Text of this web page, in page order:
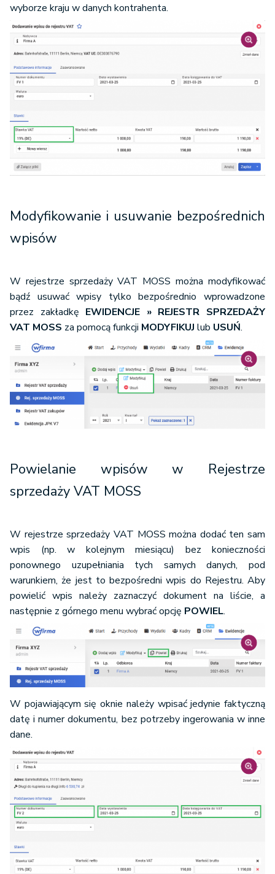
wyborze kraju w danych kontrahenta.
Modyfikowanie i usuwanie bezpośrednich
wpisów
W rejestrze sprzedaży VAT MOSS można modyfikować
bądź usuwać wpisy tylko bezpośrednio wprowadzone
przez zakładkę EWIDENCJE » REJESTR SPRZEDAŻY
VAT MOSS za pomocą funkcji MODYFIKUJ lub USUŃ.
Powielanie wpisów w Rejestrze
sprzedaży VAT MOSS
W rejestrze sprzedaży VAT MOSS można dodać ten sam
wpis (np. w kolejnym miesiącu) bez konieczności
ponownego uzupełniania tych samych danych, pod
warunkiem, że jest to bezpośredni wpis do Rejestru. Aby
powielić wpis należy zaznaczyć dokument na liście, a
następnie z górnego menu wybrać opcję POWIEL.
W pojawiającym się oknie należy wpisać jedynie faktyczną
datę i numer dokumentu, bez potrzeby ingerowania w inne
dane.